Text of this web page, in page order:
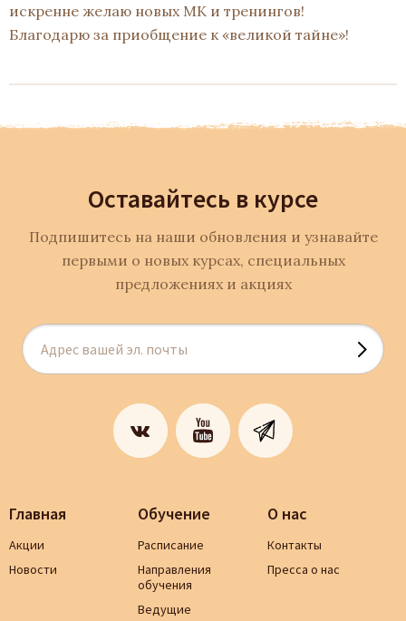
искренне желаю новых МК и тренингов!
Благодарю за приобщение к «великой тайне»!
Оставайтесь в курсе
Подпишитесь на наши обновления и узнавайте
первыми о новых курсах, специальных
предложениях и акциях
Главная
Акции
Новости
Обучение
Расписание
Направления
обучения
Ведущие
О нас
Контакты
Пресса о нас